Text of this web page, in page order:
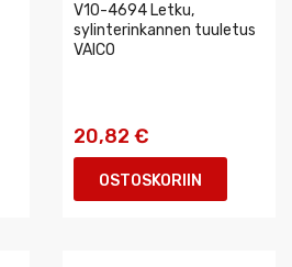
V10-4694 Letku,
sylinterinkannen tuuletus
VAICO
20,82 €
OSTOSKORIIN